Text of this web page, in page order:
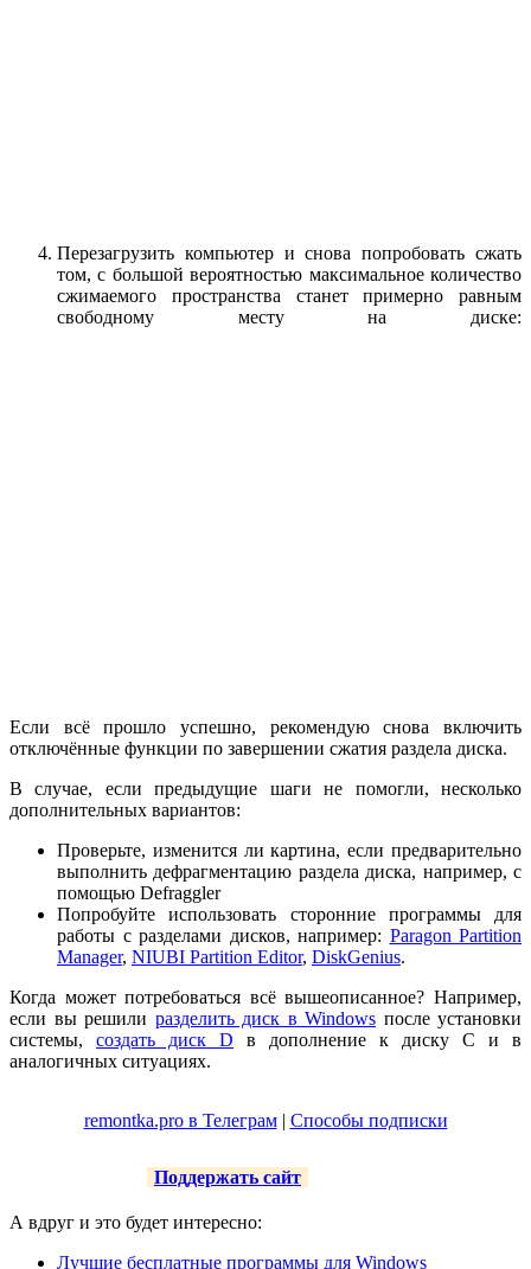
Перезагрузить компьютер и снова попробовать сжать
том, с большой вероятностью максимальное количество
сжимаемого пространства станет примерно равным
свободному месту на диске:
Если всё прошло успешно, рекомендую снова включить
отключённые функции по завершении сжатия раздела диска.
В случае, если предыдущие шаги не помогли, несколько
дополнительных вариантов:
Проверьте, изменится ли картина, если предварительно
выполнить дефрагментацию раздела диска, например, с
помощью Defraggler
Попробуйте использовать сторонние программы для
работы с разделами дисков, например: Paragon Partition
Manager, NIUBI Partition Editor, DiskGenius.
Когда может потребоваться всё вышеописанное? Например,
если вы решили разделить диск в Windows после установки
системы, создать диск D в дополнение к диску C и в
аналогичных ситуациях.
remontka.pro в Телеграм| Способы подписки
Поддержать сайт
А вдруг и это будет интересно:
Лучшие бесплатные программы для Windows